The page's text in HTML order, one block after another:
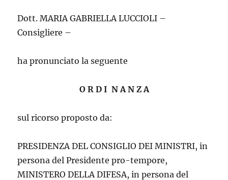
Dott. MARIA GABRIELLA LUCCIOLI –
Consigliere –
ha pronunciato la seguente
O R D I N A N Z A
sul ricorso proposto da:
PRESIDENZA DEL CONSIGLIO DEI MINISTRI, in
persona del Presidente pro-tempore,
MINISTERO DELLA DIFESA, in persona del